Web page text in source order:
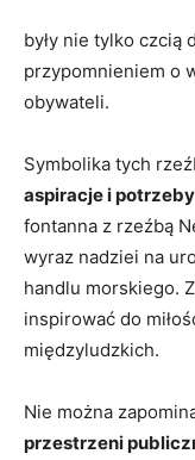
były nie tylko czcią
przypomnieniem o
obywateli.
Symbolika tych
aspiracje i potrzeby
fontanna z rzeźbą
wyraz nadziei na
handlu morskiego.
inspirować do
międzyludzkich.
Nie można
przestrzeni